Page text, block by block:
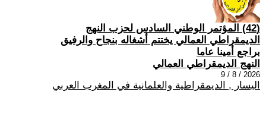
(42) المؤتمر الوطني السادس لحزب النهج
الديمقراطي العمالي يختتم أشغاله بنجاح والرفيق
براجع أمينا عاما
النهج الديمقراطي العمالي
2026 / 8 / 9
اليسار , الديمقراطية والعلمانية في المغرب العربي